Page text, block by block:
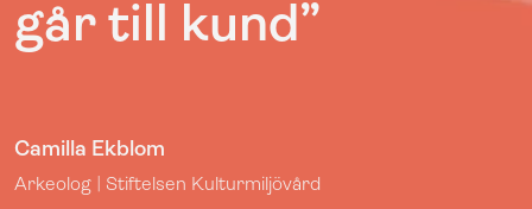
går till kund”
Camilla Ekblom
Arkeolog | Stiftelsen Kulturmiljövård